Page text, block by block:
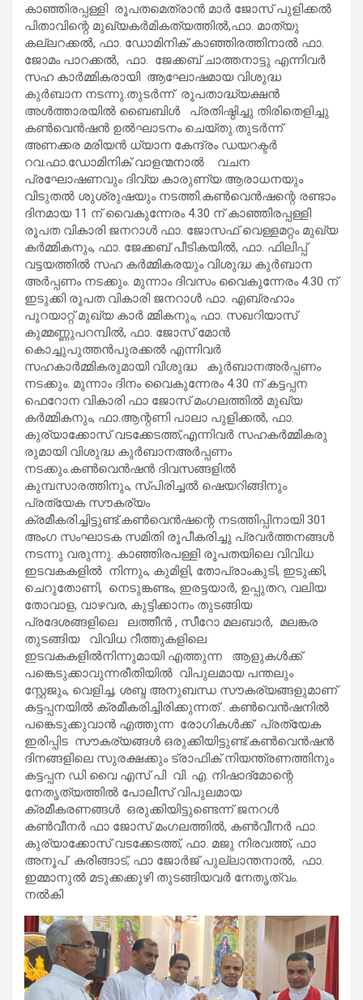
കാഞ്ഞിരപ്പള്ളി രൂപതമെത്രാൻ മാർ ജോസ് പുളിക്കൽ
പിതാവിന്റെ മുഖ്യകർമികത്യത്തിൽ,ഫാ. മാത്യു
കല്ലറക്കൽ, ഫാ. ഡോമിനിക് കാഞ്ഞിരത്തിനാൽ ഫാ.
ജോമം പാറക്കൽ, ഫാ. ജേക്കബ് ചാത്തനാട്ടു എന്നിവർ
സഹ കാർമ്മികരായി ആഘോഷമായ വിശുദ്ധ
കുർബാന നടന്നു.തുടർന്ന് രൂപതാദ്ധ്യക്ഷൻ
അൾത്താരയിൽ ബൈബിൾ പ്രതിഷ്ഠിച്ചു തിരിതെളിച്ചു
കൺവെൻഷൻ ഉൽഘാടനം ചെയ്തു.തുടർന്ന്
അണക്കര മരിയൻ ധ്യാന കേന്ദ്രം ഡയറക്ടർ
റവ.ഫാ.ഡോമിനിക് വാളന്മനാൽ വചന
പ്രഘോഷണവും ദിവ്യ കാരുണ്യ ആരാധനയും
വിടുതൽ ശുശ്രുഷയും നടത്തി.കൺവെൻഷന്റെ രണ്ടാം
ദിനമായ 11 ന് വൈകുന്നേരം 4.30 ന് കാഞ്ഞിരപ്പള്ളി
രൂപത വികാരി ജനറാൾ ഫാ. ജോസഫ് വെള്ളമറ്റം മുഖ്യ
കർമ്മികനും, ഫാ. ജേക്കബ് പീടികയിൽ, ഫാ. ഫിലിപ്പ്
വട്ടയത്തിൽ സഹ കർമ്മികരയും വിശുദ്ധ കുർബാന
അർപ്പണം നടക്കും. മുന്നാം ദിവസം വൈകുന്നേരം 4.30 ന്
ഇടുക്കി രൂപത വികാരി ജനറാൾ ഫാ. എബ്രഹാം
പുറയാറ്റ് മുഖ്യ കാർ മ്മികനും, ഫാ. സഖറിയാസ്
കുമ്മണ്ണുപറമ്പിൽ, ഫാ. ജോസ് മോൻ
കൊച്ചുപുത്തൻപുരക്കൽ എന്നിവർ
സഹകാർമ്മികരുമായി വിശുദ്ധ കുർബാനഅർപ്പണം
നടക്കും. മുന്നാം ദിനം വൈകുന്നേരം 4.30 ന് കട്ടപ്പന
ഫെറോന വികാരി ഫാ ജോസ് മംഗലത്തിൽ മുഖ്യ
കർമ്മികനും, ഫാ.ആന്റണി പാലാ പുളിക്കൽ, ഫാ.
കുര്യാക്കോസ് വടക്കേടത്ത്,എന്നിവർ സഹകർമ്മികരു
രുമായി വിശുദ്ധ കുർബാനഅർപ്പണം
നടക്കും.കൺവെൻഷൻ ദിവസങ്ങളിൽ
കുമ്പസാരത്തിനും, സ്പിരിച്ചൽ ഷെയറിങ്ങിനും
പ്രത്യേക സൗകര്യം
ക്രമീകരിച്ചിട്ടുണ്ട്.കൺവെൻഷന്റെ നടത്തിപ്പിനായി 301
അംഗ സംഘാടക സമിതി രൂപീകരിച്ചു പ്രവർത്തനങ്ങൾ
നടന്നു വരുന്നു. കാഞ്ഞിരപള്ളി രൂപതയിലെ വിവിധ
ഇടവകകളിൽ നിന്നും, കുമിളി, തോപ്രാംകുടി, ഇടുക്കി,
ചെറുതോണി, നെടുങ്കണ്ടം, ഇരട്ടയാർ, ഉപ്പുതറ, വലിയ
തോവാള, വാഴവര, കുട്ടിക്കാനം തുടങ്ങിയ
പ്രദേശങ്ങളിലെ ലത്തീൻ , സീറോ മലബാർ, മലങ്കര
തുടങ്ങിയ വിവിധ റീത്തുകളിലെ
ഇടവകകളിൽനിന്നുമായി എത്തുന്ന ആളുകൾക്ക്
പങ്കെടുക്കാവുന്നരീതിയിൽ വിപുലമായ പന്തലും
സ്റ്റേജും, വെളിച്ച, ശബ്ദ അനുബന്ധ സൗകര്യങ്ങളുമാണ്
കട്ടപ്പനയിൽ ക്രമീകരിച്ചിരിക്കുന്നത് . കൺവെൻഷനിൽ
പങ്കെടുക്കുവാൻ എത്തുന്ന രോഗികൾക്ക് പ്രത്യേക
ഇരിപ്പിട സൗകര്യങ്ങൾ ഒരുക്കിയിട്ടുണ്ട്.കൺവെൻഷൻ
ദിനങ്ങളിലെ സുരക്ഷക്കും ട്രാഫിക് നിയന്ത്രണത്തിനും
കട്ടപ്പന ഡി വൈ എസ് പി വി. എ. നിഷാദ്മോന്റെ
നേതൃത്യത്തിൽ പോലീസ് വിപുലമായ
ക്രമീകരണങ്ങൾ ഒരുക്കിയിട്ടുണ്ടെന്ന് ജനറൾ
കൺവീനർ ഫാ ജോസ് മംഗലത്തിൽ, കൺവീനർ ഫാ.
കുര്യാക്കോസ് വടക്കേടത്ത്, ഫാ. മജു നിരവത്ത്, ഫാ
അനൂപ് കരിങ്ങാട്, ഫാ ജോർജ് പുല്ലാന്തനാൽ, ഫാ.
ഇമ്മാനുൽ മടുക്കക്കുഴി തുടങ്ങിയവർ നേതൃത്വം.
നൽകി